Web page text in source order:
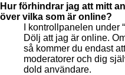
Hur förhindrar jag att mitt
över vilka som är online?
I kontrollpanelen under
Dölj att jag är online.
så kommer du endast
moderatorer och dig
dold användare.